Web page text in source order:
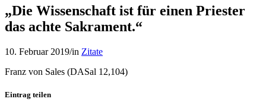
„Die Wissenschaft ist für einen Priester
das achte Sakrament.“
10. Februar 2019/in Zitate
Franz von Sales (DASal 12,104)
Eintrag teilen